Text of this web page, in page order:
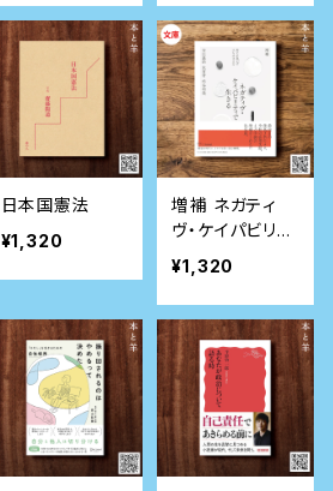
出版新書)
日本国憲法
¥1,320
増補 ネガティ
ヴ・ケイパビリテ
ィで生きる 答え
を急がず立ち止
まる力
¥1,320